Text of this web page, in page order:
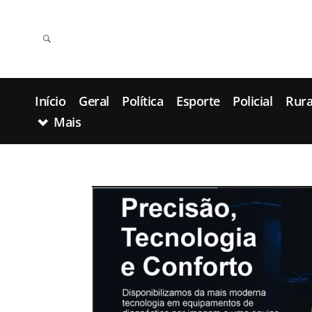
Início Geral Política Esporte Policial
Mais